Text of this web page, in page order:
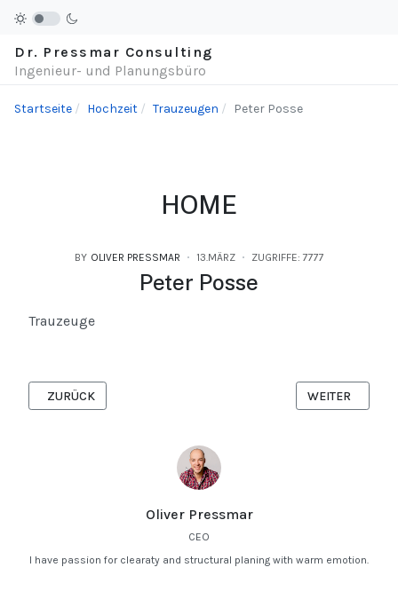
Dr. Pressmar Consulting
Ingenieur- und Planungsbüro
Startseite Hochzeit Trauzeugen Peter Posse
HOME
BY OLIVER PRESSMAR 13.MÄRZ ZUGRIFFE: 7777
Peter Posse
Trauzeuge
Oliver Pressmar
CEO
I have passion for clearaty and structural planing with warm emotion.
VORHERIGER BEITRAG: CHRISTOPH PRESSMAR
ZURÜCK NÄCHSTER
WEITER